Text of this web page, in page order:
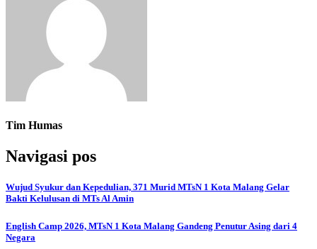
Tim Humas
Navigasi pos
Wujud Syukur dan Kepedulian, 371 Murid MTsN 1 Kota Malang Gelar
Bakti Kelulusan di MTs Al Amin
English Camp 2026, MTsN 1 Kota Malang Gandeng Penutur Asing dari 4
Negara